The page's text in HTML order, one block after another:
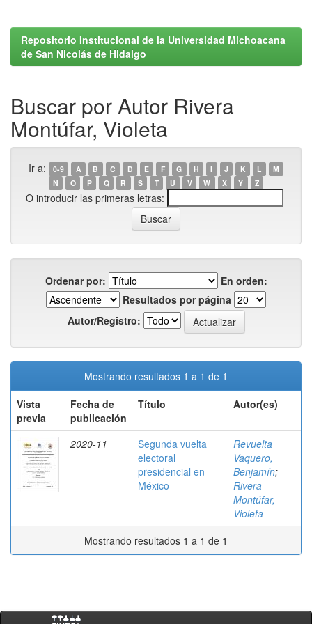
Repositorio Institucional de la Universidad Michoacana
de San Nicolás de Hidalgo
Buscar por Autor Rivera
Montúfar, Violeta
Ir a: 0-9 A B C D E F G H I J K L
M
N
O P Q R S T U V W X Y Z
O introducir las primeras letras:
Ordenar por:
En orden:
Resultados por página
Autor/Registro:
Mostrando resultados 1 a 1 de 1
Vista
previa
Fecha de
publicación
Título Autor(es)
2020-11
Segunda vuelta
electoral
presidencial en
México
Revuelta
Vaquero,
Benjamín;
Rivera
Montúfar,
Violeta
Mostrando resultados 1 a 1 de 1